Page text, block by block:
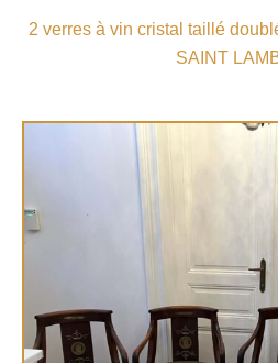
2 verres à vin cristal taillé
SAINT